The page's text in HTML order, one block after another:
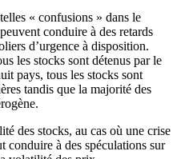
« confusions » dans le
conduire à des retards
d’urgence à disposition.
les stocks sont détenus par le
pays, tous les stocks sont
tandis que la majorité des
des stocks, au cas où une crise
conduire à des spéculations sur